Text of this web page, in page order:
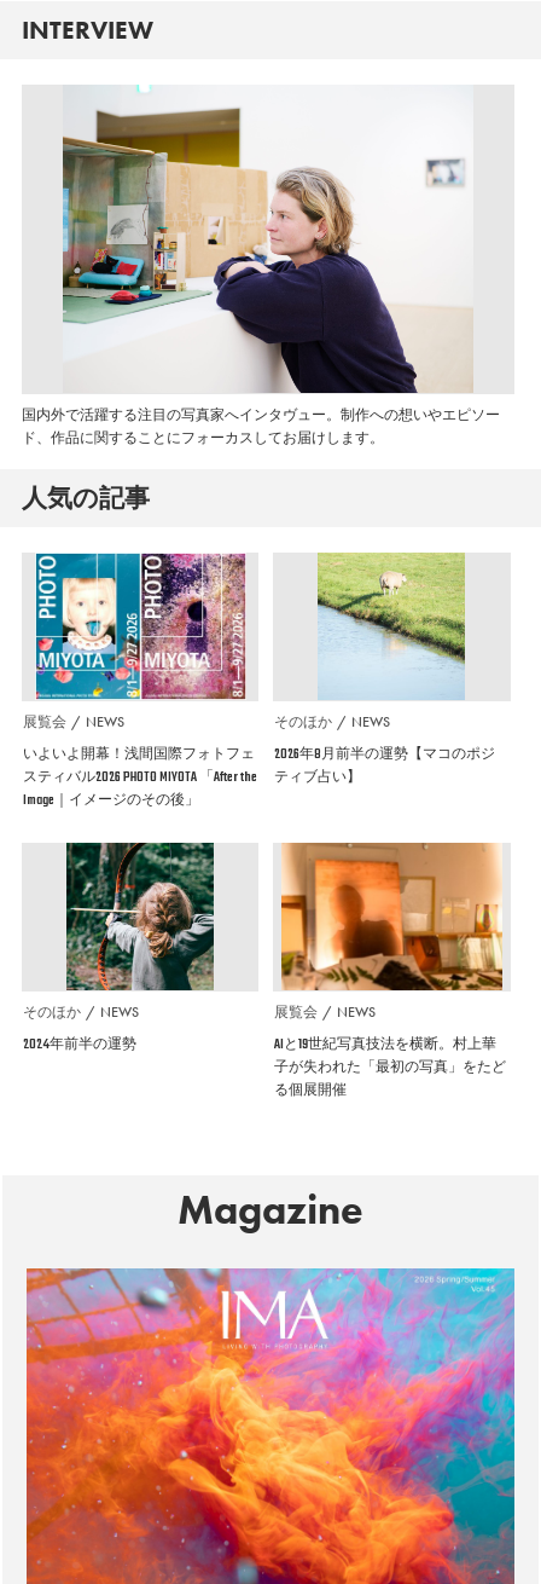
INTERVIEW
国内外で活躍する注目の写真家へインタヴュー。制作への想いやエピソー
ド、作品に関することにフォーカスしてお届けします。
人気の記事
展覧会 NEWS
いよいよ開幕！浅間国際フォトフェ
スティバル2026 PHOTO MIYOTA 「After the
Image｜イメージのその後」
そのほか NEWS
2026年8月前半の運勢【マコのポジ
ティブ占い】
そのほか NEWS
2024年前半の運勢
展覧会 NEWS
AIと19世紀写真技法を横断。村上華
子が失われた「最初の写真」をたど
る個展開催
Magazine